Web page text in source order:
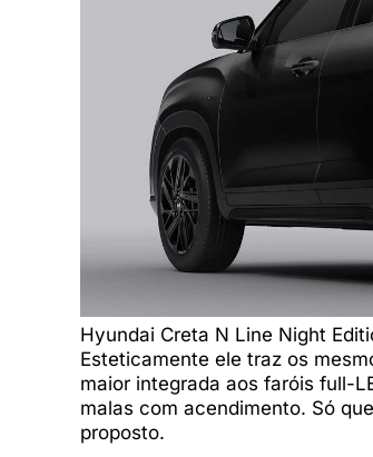
Hyundai Creta N Line Night
Esteticamente ele traz os
maior integrada aos faróis full-
malas com acendimento. Só
proposto.